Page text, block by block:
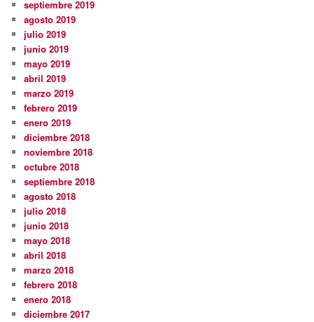
septiembre 2019
agosto 2019
julio 2019
junio 2019
mayo 2019
abril 2019
marzo 2019
febrero 2019
enero 2019
diciembre 2018
noviembre 2018
octubre 2018
septiembre 2018
agosto 2018
julio 2018
junio 2018
mayo 2018
abril 2018
marzo 2018
febrero 2018
enero 2018
diciembre 2017